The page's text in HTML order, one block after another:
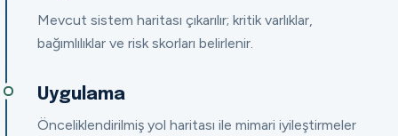
Mevcut sistem haritası çıkarılır; kritik varlıklar,
bağımlılıklar ve risk skorları belirlenir.
Uygulama
Önceliklendirilmiş yol haritası ile mimari iyileştirmeler